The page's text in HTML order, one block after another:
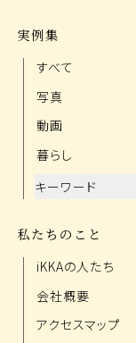
実例集
すべて
写真
動画
暮らし
キーワード
私たちのこと
iKKAの人たち
会社概要
アクセスマップ